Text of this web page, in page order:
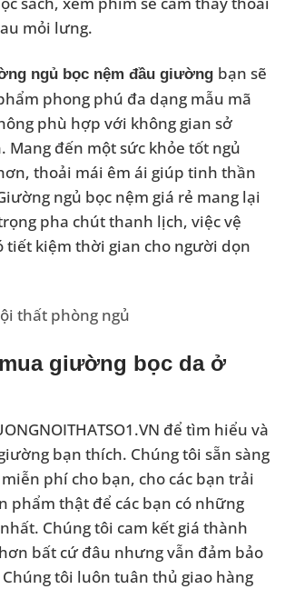
mỏi lưng.
ngủ bọc nệm đầu giường bạn sẽ
phong phú đa dạng mẫu mã
phù hợp với không gian sở
Mang đến một sức khỏe tốt ngủ
thoải mái êm ái giúp tinh thần
ngủ bọc nệm giá rẻ mang lại
pha chút thanh lịch, việc vệ
tiết kiệm thời gian cho người dọn
thất phòng ngủ
giường bọc da ở
để tìm hiểu và
bạn thích. Chúng tôi sẵn sàng
phí cho bạn, cho các bạn trải
phẩm thật để các bạn có những
Chúng tôi cam kết giá thành
bất cứ đâu nhưng vẫn đảm bảo
tôi luôn tuân thủ giao hàng